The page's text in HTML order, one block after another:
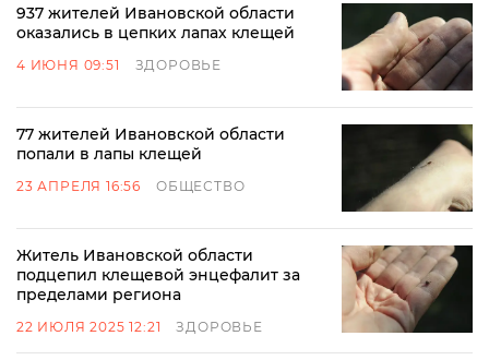
937 жителей Ивановской области
оказались в цепких лапах клещей
4 ИЮНЯ 09:51 ЗДОРОВЬЕ
77 жителей Ивановской области
попали в лапы клещей
23 АПРЕЛЯ 16:56 ОБЩЕСТВО
Житель Ивановской области
подцепил клещевой энцефалит за
пределами региона
22 ИЮЛЯ 2025 12:21 ЗДОРОВЬЕ